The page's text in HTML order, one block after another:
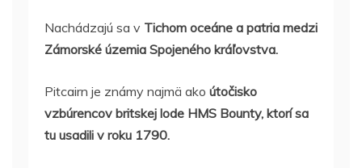
Nachádzajú sa v Tichom oceáne a patria medzi
Zámorské územia Spojeného kráľovstva.
Pitcairn je známy najmä ako útočisko
vzbúrencov britskej lode HMS Bounty, ktorí sa
tu usadili v roku 1790.